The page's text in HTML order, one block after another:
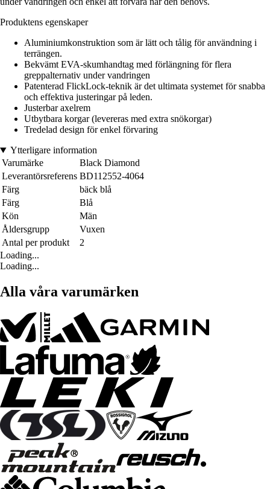
Produktens egenskaper
Aluminiumkonstruktion som är lätt och tålig för användning i
terrängen.
Bekvämt EVA-skumhandtag med förlängning för flera
greppalternativ under vandringen
Patenterad FlickLock-teknik är det ultimata systemet för snabba
och effektiva justeringar på leden.
Justerbar axelrem
Utbytbara korgar (levereras med extra snökorgar)
Tredelad design för enkel förvaring
Ytterligare information
Varumärke
Black Diamond
Leverantörsreferens BD112552-4064
Färg
bäck blå
Färg
Blå
Kön
Män
Åldersgrupp
Vuxen
Antal per produkt
2
Loading...
Loading...
Alla våra varumärken